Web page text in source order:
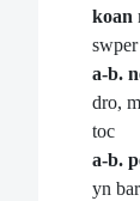
koan
swper
a-b.
dro,
toc
a-b.
yn